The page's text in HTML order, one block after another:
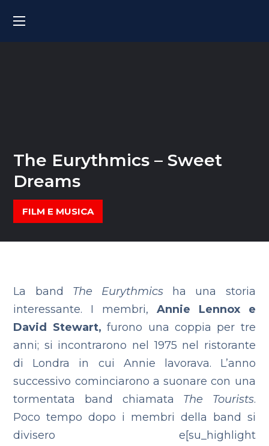
The Eurythmics – Sweet
Dreams
FILM E MUSICA
La band The Eurythmics ha una storia
interessante. I membri, Annie Lennox e
David Stewart, furono una coppia per tre
anni; si incontrarono nel 1975 nel ristorante
di Londra in cui Annie lavorava. L’anno
successivo cominciarono a suonare con una
tormentata band chiamata The Tourists.
Poco tempo dopo i membri della band si
divisero e[su_highlight